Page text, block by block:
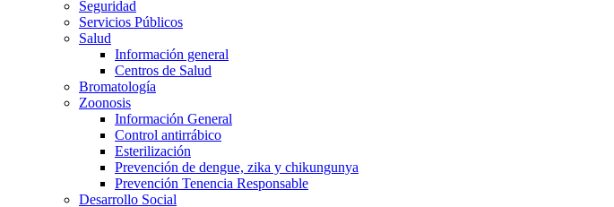
Seguridad
Servicios Públicos
Salud
Información general
Centros de Salud
Bromatología
Zoonosis
Información General
Control antirrábico
Esterilización
Prevención de dengue, zika y chikungunya
Prevención Tenencia Responsable
Desarrollo Social